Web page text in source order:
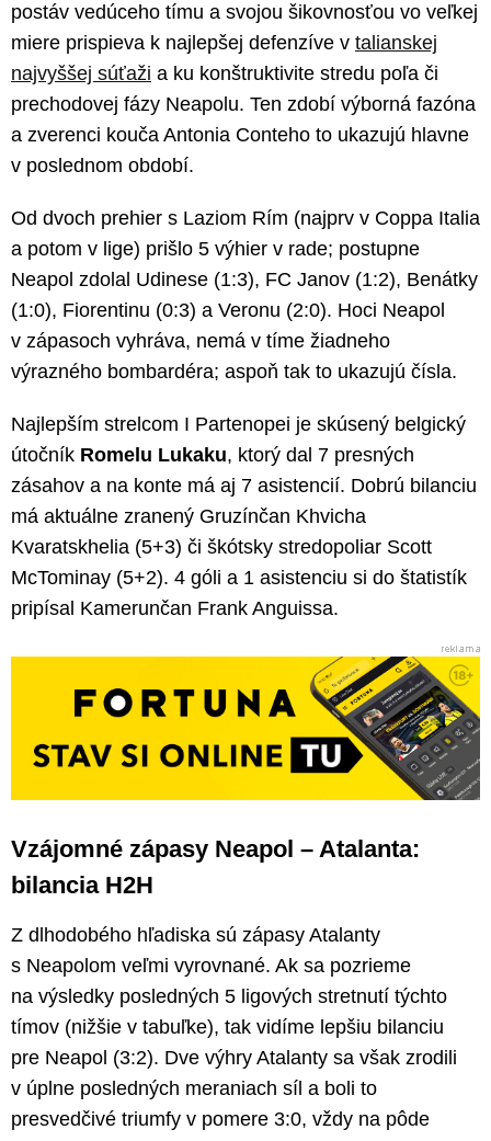
postáv vedúceho tímu a svojou šikovnosťou vo veľkej
miere prispieva k najlepšej defenzíve v talianskej
najvyššej súťaži a ku konštruktivite stredu poľa či
prechodovej fázy Neapolu. Ten zdobí výborná fazóna
a zverenci kouča Antonia Conteho to ukazujú hlavne
v poslednom období.
Od dvoch prehier s Laziom Rím (najprv v Coppa Italia
a potom v lige) prišlo 5 výhier v rade; postupne
Neapol zdolal Udinese (1:3), FC Janov (1:2), Benátky
(1:0), Fiorentinu (0:3) a Veronu (2:0). Hoci Neapol
v zápasoch vyhráva, nemá v tíme žiadneho
výrazného bombardéra; aspoň tak to ukazujú čísla.
Najlepším strelcom I Partenopei je skúsený belgický
útočník Romelu Lukaku, ktorý dal 7 presných
zásahov a na konte má aj 7 asistencií. Dobrú bilanciu
má aktuálne zranený Gruzínčan Khvicha
Kvaratskhelia (5+3) či škótsky stredopoliar Scott
McTominay (5+2). 4 góli a 1 asistenciu si do štatistík
pripísal Kamerunčan Frank Anguissa.
Vzájomné zápasy Neapol – Atalanta:
bilancia H2H
Z dlhodobého hľadiska sú zápasy Atalanty
s Neapolom veľmi vyrovnané. Ak sa pozrieme
na výsledky posledných 5 ligových stretnutí týchto
tímov (nižšie v tabuľke), tak vidíme lepšiu bilanciu
pre Neapol (3:2). Dve výhry Atalanty sa však zrodili
v úplne posledných meraniach síl a boli to
presvedčivé triumfy v pomere 3:0, vždy na pôde